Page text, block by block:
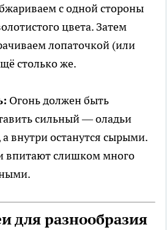
с одной стороны
цвета. Затем
лопаточкой (или
столько же.
Огонь должен быть
сильный — оладьи
внутри останутся сырыми.
впитают слишком много
для разнообразия